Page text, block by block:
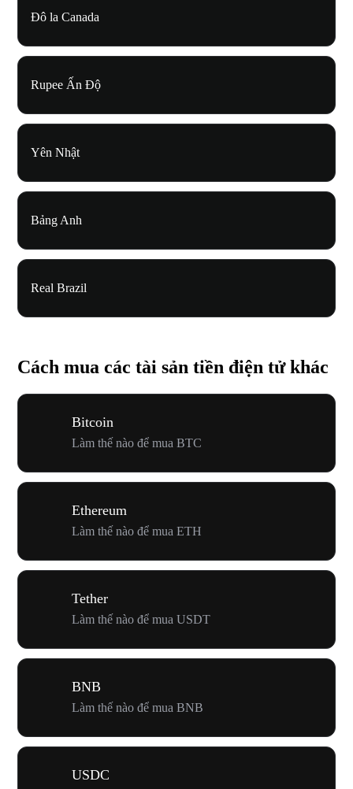
Đô la Canada
Rupee Ấn Độ
Yên Nhật
Bảng Anh
Real Brazil
Cách mua các tài sản tiền điện tử khác
Bitcoin
Làm thế nào để mua BTC
Ethereum
Làm thế nào để mua ETH
Tether
Làm thế nào để mua USDT
BNB
Làm thế nào để mua BNB
USDC